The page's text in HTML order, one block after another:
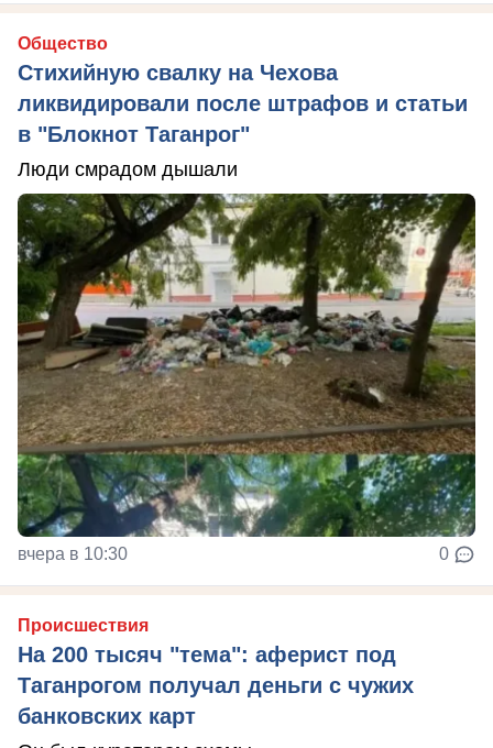
Общество
Стихийную свалку на Чехова
ликвидировали после штрафов и статьи
в "Блокнот Таганрог"
Люди смрадом дышали
вчера в 10:30 0
Происшествия
На 200 тысяч "тема": аферист под
Таганрогом получал деньги с чужих
банковских карт